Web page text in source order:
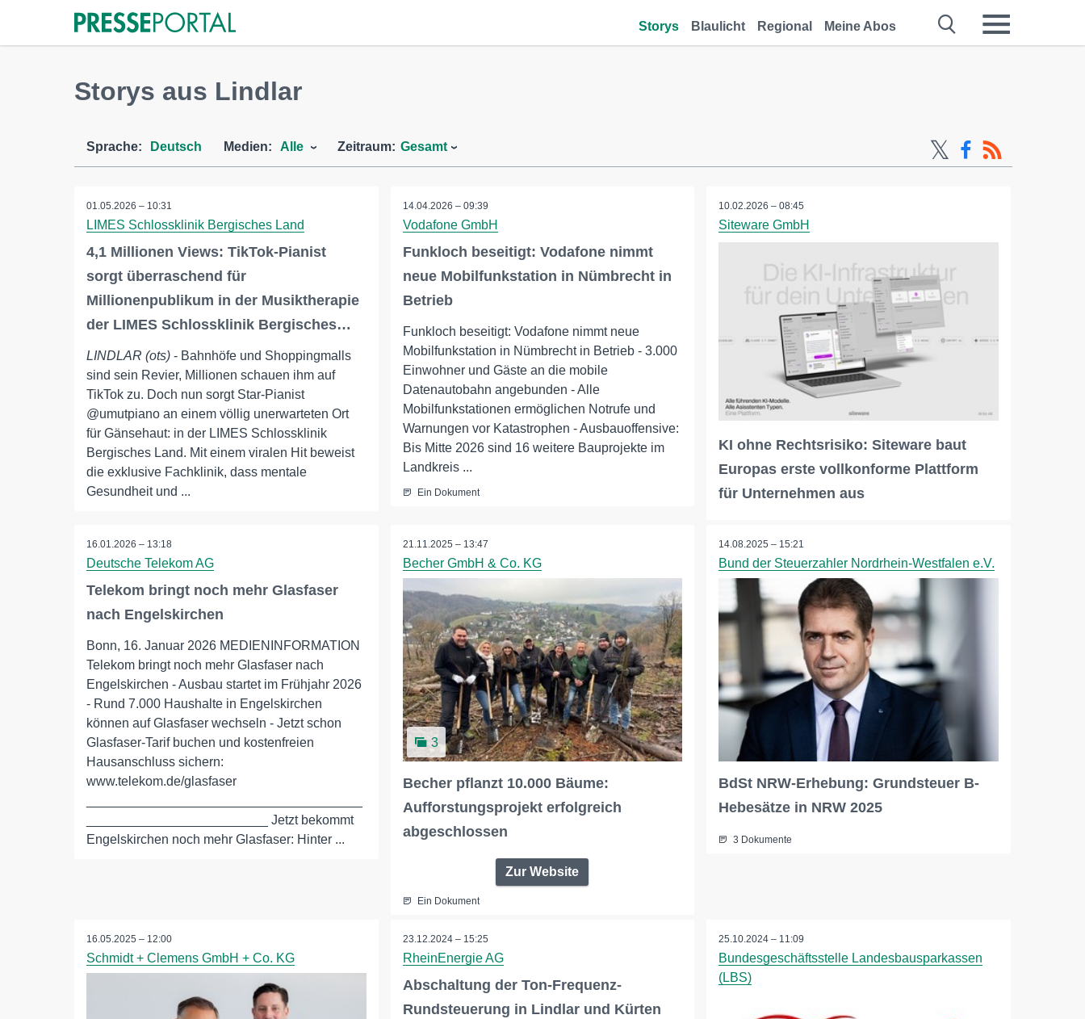
Storys Blaulicht Regional Meine Abos
Storys aus Lindlar
Sprache: Deutsch Medien: Alle Zeitraum: Gesamt
01.05.2026 – 10:31
LIMES Schlossklinik Bergisches Land
4,1 Millionen Views: TikTok-Pianist
sorgt überraschend für
Millionenpublikum in der Musiktherapie
der LIMES Schlossklinik Bergisches…
LINDLAR (ots) - Bahnhöfe und Shoppingmalls
sind sein Revier, Millionen schauen ihm auf
TikTok zu. Doch nun sorgt Star-Pianist
@umutpiano an einem völlig unerwarteten Ort
für Gänsehaut: in der LIMES Schlossklinik
Bergisches Land. Mit einem viralen Hit beweist
die exklusive Fachklinik, dass mentale
Gesundheit und ...
14.04.2026 – 09:39
Vodafone GmbH
Funkloch beseitigt: Vodafone nimmt
neue Mobilfunkstation in Nümbrecht in
Betrieb
Funkloch beseitigt: Vodafone nimmt neue
Mobilfunkstation in Nümbrecht in Betrieb - 3.000
Einwohner und Gäste an die mobile
Datenautobahn angebunden - Alle
Mobilfunkstationen ermöglichen Notrufe und
Warnungen vor Katastrophen - Ausbauoffensive:
Bis Mitte 2026 sind 16 weitere Bauprojekte im
Landkreis ...
Ein Dokument
10.02.2026 – 08:45
Siteware GmbH
KI ohne Rechtsrisiko: Siteware baut
Europas erste vollkonforme Plattform
für Unternehmen aus
16.01.2026 – 13:18
Deutsche Telekom AG
Telekom bringt noch mehr Glasfaser
nach Engelskirchen
Bonn, 16. Januar 2026 MEDIENINFORMATION
Telekom bringt noch mehr Glasfaser nach
Engelskirchen - Ausbau startet im Frühjahr 2026
- Rund 7.000 Haushalte in Engelskirchen
können auf Glasfaser wechseln - Jetzt schon
Glasfaser-Tarif buchen und kostenfreien
Hausanschluss sichern:
www.telekom.de/glasfaser
_________________________ Jetzt bekommt
Engelskirchen noch mehr Glasfaser: Hinter ...
21.11.2025 – 13:47
Becher GmbH & Co. KG
3
Becher pflanzt 10.000 Bäume:
Aufforstungsprojekt erfolgreich
abgeschlossen
Zur Website
Ein Dokument
14.08.2025 – 15:21
Bund der Steuerzahler Nordrhein-Westfalen e.V.
BdSt NRW-Erhebung: Grundsteuer B-
Hebesätze in NRW 2025
3 Dokumente
16.05.2025 – 12:00
Schmidt + Clemens GmbH + Co. KG
23.12.2024 – 15:25
RheinEnergie AG
Abschaltung der Ton-Frequenz-
Rundsteuerung in Lindlar und Kürten
25.10.2024 – 11:09
Bundesgeschäftsstelle Landesbausparkassen
(LBS)